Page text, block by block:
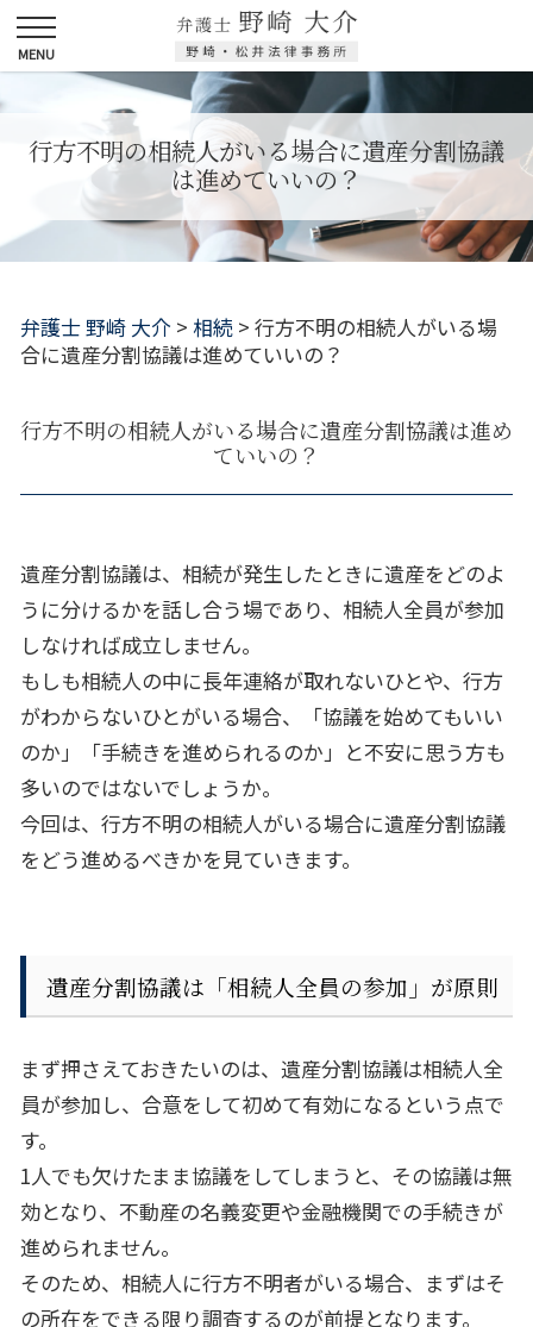
行方不明の相続人がいる場合に遺産分割協議
は進めていいの？
弁護士 野崎 大介 > 相続 > 行方不明の相続人がいる場
合に遺産分割協議は進めていいの？
行方不明の相続人がいる場合に遺産分割協議は進め
ていいの？
遺産分割協議は、相続が発生したときに遺産をどのよ
うに分けるかを話し合う場であり、相続人全員が参加
しなければ成立しません。
もしも相続人の中に長年連絡が取れないひとや、行方
がわからないひとがいる場合、「協議を始めてもいい
のか」「手続きを進められるのか」と不安に思う方も
多いのではないでしょうか。
今回は、行方不明の相続人がいる場合に遺産分割協議
をどう進めるべきかを見ていきます。
遺産分割協議は「相続人全員の参加」が原則
まず押さえておきたいのは、遺産分割協議は相続人全
員が参加し、合意をして初めて有効になるという点で
す。
1人でも欠けたまま協議をしてしまうと、その協議は無
効となり、不動産の名義変更や金融機関での手続きが
進められません。
そのため、相続人に行方不明者がいる場合、まずはそ
の所在をできる限り調査するのが前提となります。